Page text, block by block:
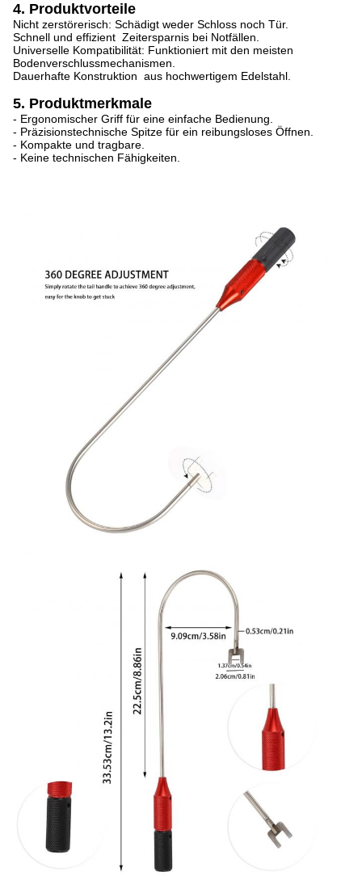
4. Produktvorteile
Nicht zerstörerisch: Schädigt weder Schloss noch Tür.
Schnell und effizient ️ Zeitersparnis bei Notfällen.
Universelle Kompatibilität: Funktioniert mit den meisten
Bodenverschlussmechanismen.
Dauerhafte Konstruktion ️ aus hochwertigem Edelstahl.
5. Produktmerkmale
- Ergonomischer Griff für eine einfache Bedienung.
- Präzisionstechnische Spitze für ein reibungsloses Öffnen.
- Kompakte und tragbare.
- Keine technischen Fähigkeiten.